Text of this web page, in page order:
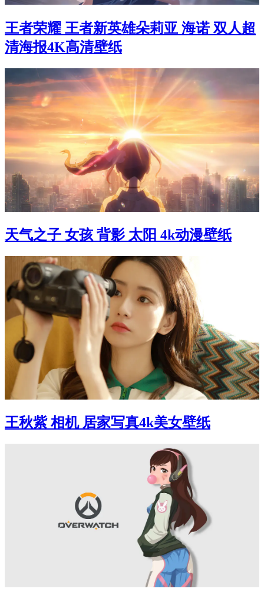
王者荣耀 王者新英雄朵莉亚 海诺 双人超
清海报4K高清壁纸
天气之子 女孩 背影 太阳 4k动漫壁纸
王秋紫 相机 居家写真4k美女壁纸